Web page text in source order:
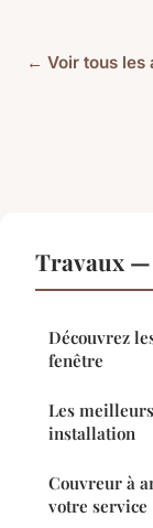
← Voir tous les
Travaux —
Découvrez
fenêtre
Les
installation
Couvreur à
votre service